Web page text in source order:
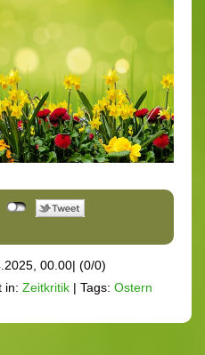
00.00| (0/0)
in: Zeitkritik | Tags: Ostern